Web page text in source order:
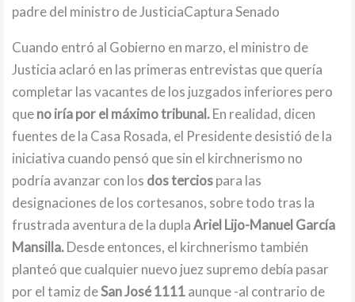
padre del ministro de JusticiaCaptura Senado
Cuando entró al Gobierno en marzo, el ministro de
Justicia aclaró en las primeras entrevistas que quería
completar las vacantes de los juzgados inferiores pero
queno iría por el máximo tribunal.En realidad, dicen
fuentes de la Casa Rosada, el Presidente desistió de la
iniciativa cuando pensó que sin el kirchnerismo no
podría avanzar con los dos terciospara las
designaciones de los cortesanos, sobre todo tras la
frustrada aventura de la duplaAriel Lijo-Manuel García
Mansilla.Desde entonces, el kirchnerismo también
planteó que cualquier nuevo juez supremo debía pasar
por el tamiz deSan José 1111aunque -al contrario de